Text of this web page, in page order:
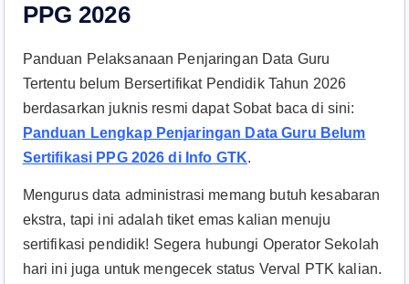
PPG 2026
Panduan Pelaksanaan Penjaringan Data Guru
Tertentu belum Bersertifikat Pendidik Tahun 2026
berdasarkan juknis resmi dapat Sobat baca di sini:
Panduan Lengkap Penjaringan Data Guru Belum
Sertifikasi PPG 2026 di Info GTK.
Mengurus data administrasi memang butuh kesabaran
ekstra, tapi ini adalah tiket emas kalian menuju
sertifikasi pendidik! Segera hubungi Operator Sekolah
hari ini juga untuk mengecek status Verval PTK kalian.